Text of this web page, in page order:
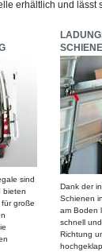
erhältlich und
sind
bieten
große
Dank der
Schienen
am Boden
schnell
Richtung